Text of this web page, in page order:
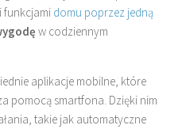
funkcjami domu poprzez jedną
w codziennym
aplikacje mobilne, które
pomocą smartfona. Dzięki nim
takie jak automatyczne